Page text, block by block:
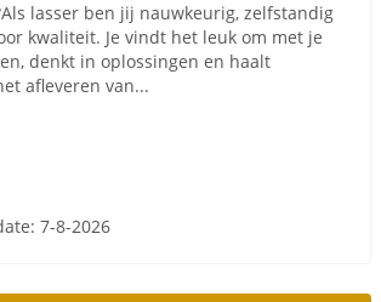
lasser ben jij nauwkeurig, zelfstandig
kwaliteit. Je vindt het leuk om met je
denkt in oplossingen en haalt
afleveren van...
7-8-2026